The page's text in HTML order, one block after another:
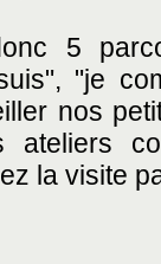
5
"je
nos
ateliers
la visite